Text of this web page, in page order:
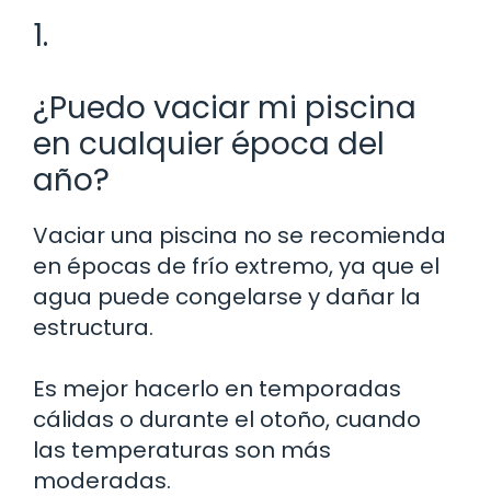
1.
¿Puedo vaciar mi piscina
en cualquier época del
año?
Vaciar una piscina no se recomienda
en épocas de frío extremo, ya que el
agua puede congelarse y dañar la
estructura.
Es mejor hacerlo en temporadas
cálidas o durante el otoño, cuando
las temperaturas son más
moderadas.